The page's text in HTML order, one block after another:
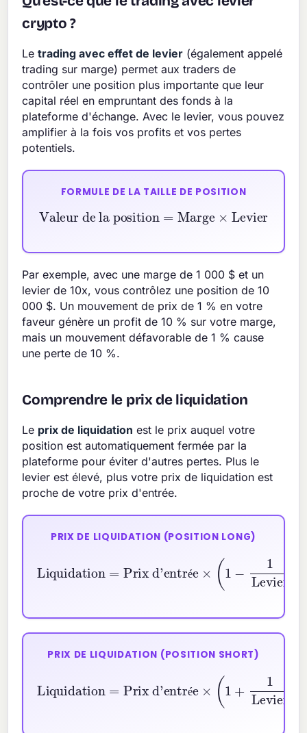
crypto ?
Letrading avec effet de levier (également appelé
trading sur marge) permet aux traders de
contrôler une position plus importante que leur
capital réel en empruntant des fonds à la
plateforme d'échange. Avec le levier, vous pouvez
amplifier à la fois vos profits et vos pertes
potentiels.
FORMULE DE LA TAILLE DE POSITION
Valeur de la position=Marge × Levier
Par exemple, avec une marge de 1 000 $ et un
levier de 10x, vous contrôlez une position de 10
000 $. Un mouvement de prix de 1 % en votre
faveur génère un profit de 10 % sur votre marge,
mais un mouvement défavorable de 1 % cause
une perte de 10 %.
Comprendre le prix de liquidation
Le prix de liquidation est le prix auquel votre
position est automatiquement fermée par la
plateforme pour éviter d'autres pertes. Plus le
levier est élevé, plus votre prix de liquidation est
proche de votre prix d'entrée.
PRIX DE LIQUIDATION (POSITION LONG)
é
MM\%
PRIX DE LIQUIDATION (POSITION SHORT)
é
MM\%